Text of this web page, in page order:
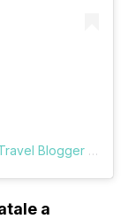
Un post condiviso da ANDREA PETRONI Travel Blogger (@vologratis)
a